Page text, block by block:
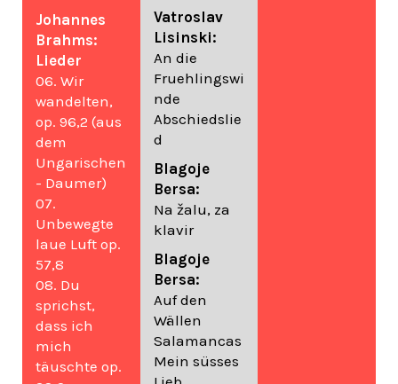
Johannes
Brahms:
Lieder
06. Wir
wandelten,
op. 96,2 (aus
dem
Ungarischen
- Daumer)
07.
Unbewegte
laue Luft op.
57,8
08. Du
sprichst,
dass ich
mich
täuschte op.
Vatroslav
Lisinski:
An die
Fruehlingswi
nde
Abschiedslie
d
Blagoje
Bersa:
Na žalu, za
klavir
Blagoje
Bersa:
Auf den
Wällen
Salamancas
Mein süsses